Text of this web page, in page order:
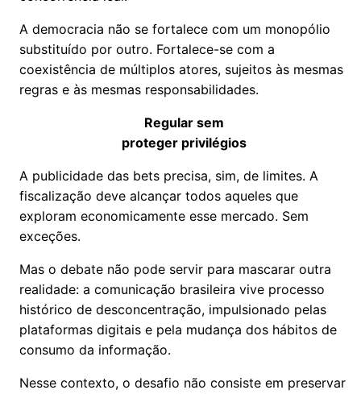
A democracia não se fortalece com um monopólio
substituído por outro. Fortalece-se com a
coexistência de múltiplos atores, sujeitos às mesmas
regras e às mesmas responsabilidades.
Regular sem
proteger privilégios
A publicidade das bets precisa, sim, de limites. A
fiscalização deve alcançar todos aqueles que
exploram economicamente esse mercado. Sem
exceções.
Mas o debate não pode servir para mascarar outra
realidade: a comunicação brasileira vive processo
histórico de desconcentração, impulsionado pelas
plataformas digitais e pela mudança dos hábitos de
consumo da informação.
Nesse contexto, o desafio não consiste em preservar